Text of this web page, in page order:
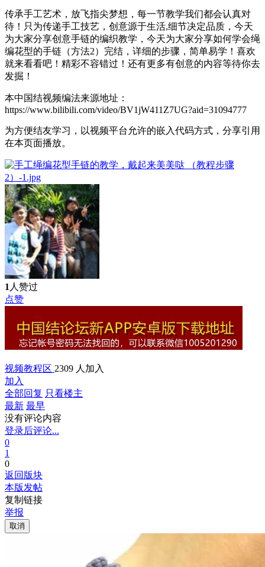
传承手工艺术，放飞指尖梦想，每一节教学我们都会认真对
待！只为传递手工技艺，创意源于生活,细节决定品质，今天
为大家分享创意手链的编织教学，今天为大家分享如何学会绳
编花型的手链（方法2）完结，详细的步骤，简单易学！喜欢
就来看看吧！精彩不容错过！还有更多有创意的内容等待你去
发掘！
本中国结视频编法来源地址：
https://www.bilibili.com/video/BV1jW411Z7UG?aid=31094777
为方便结友学习，以视频平台允许的嵌入代码方式，分享引用
在本页面播放。
1 人赞过
点赞
视频教程区 2309 人加入
加入
全部回复 只看楼主
最新 最早
没有评论内容
登录后评论...
0
1
0
返回版块
本版发帖
复制链接
举报
取消